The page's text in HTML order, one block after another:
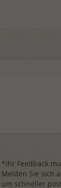
*Ihr Feedback
Melden Sie sich
um schneller